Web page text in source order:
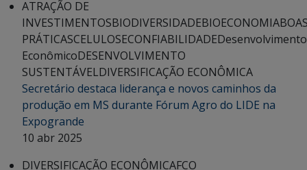
ATRAÇÃO DE
INVESTIMENTOSBIODIVERSIDADEBIOECONOMIA
PRÁTICASCELULOSECONFIABILIDADEDesenvolvimento
EconômicoDESENVOLVIMENTO
SUSTENTÁVELDIVERSIFICAÇÃO ECONÔMICA
Secretário destaca liderança e novos caminhos da
produção em MS durante Fórum Agro do LIDE na
Expogrande
10 abr 2025
DIVERSIFICAÇÃO ECONÔMICAFCO